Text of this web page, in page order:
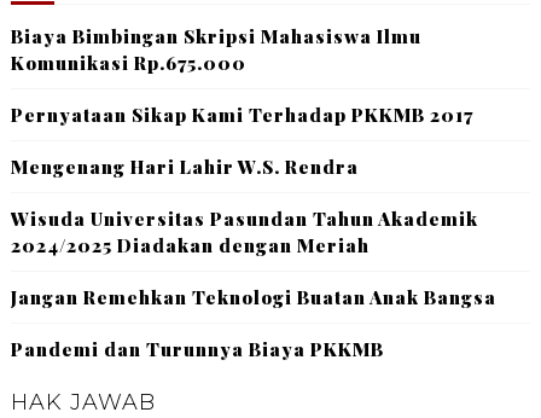
Biaya Bimbingan Skripsi Mahasiswa Ilmu
Komunikasi Rp.675.000
Pernyataan Sikap Kami Terhadap PKKMB 2017
Mengenang Hari Lahir W.S. Rendra
Wisuda Universitas Pasundan Tahun Akademik
2024/2025 Diadakan dengan Meriah
Jangan Remehkan Teknologi Buatan Anak Bangsa
Pandemi dan Turunnya Biaya PKKMB
HAK JAWAB